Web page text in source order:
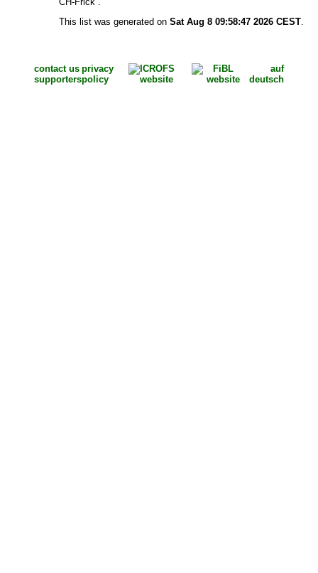
This list was generated onSat Aug 8 09:58:47 2026 CEST.
contact us
supporters
privacy
policy
auf
deutsch